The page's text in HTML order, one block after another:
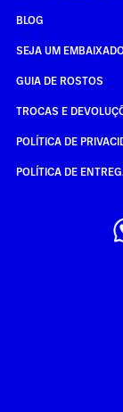
BLOG
SEJA UM
GUIA DE ROSTOS
TROCAS E
POLÍTICA DE
POLÍTICA DE